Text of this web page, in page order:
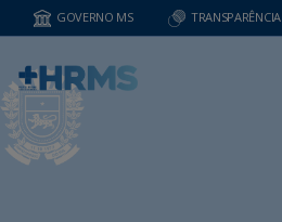
GOVERNO MS TRANSPARÊNCIA